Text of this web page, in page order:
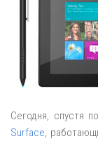
Сегодня, спустя
Surface,